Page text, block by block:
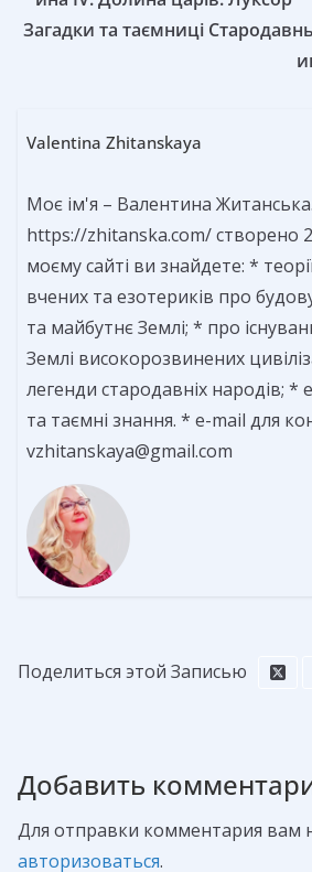
Загадки та таємниці
Valentina Zhitanskaya
Моє ім'я – Валентина
https://zhitanska.com/ створено
моєму сайті ви знайдете: *
вчених та езотериків про
та майбутнє Землі; * про
Землі високорозвинених
легенди стародавніх народів; *
та таємні знання. * e-mail для
vzhitanskaya@gmail.com
Поделиться этой Записью
Добавить
Для отправки комментария вам
авторизоваться.